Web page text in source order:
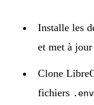
Installe les
et met à
Clone
fichiers .env